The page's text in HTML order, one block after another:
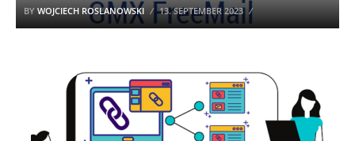
BY WOJCIECH ROSLANOWSKI 13. SEPTEMBER 2023